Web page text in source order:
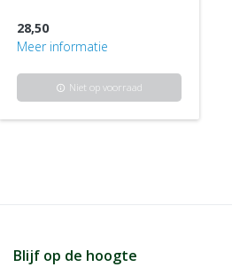
28,50
Meer informatie
info Niet op voorraad
Blijf op de hoogte